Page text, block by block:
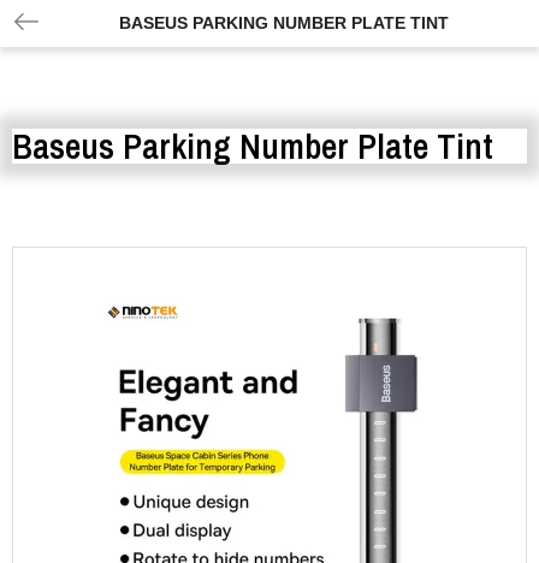
BASEUS PARKING NUMBER PLATE TINT
Baseus Parking Number Plate Tint